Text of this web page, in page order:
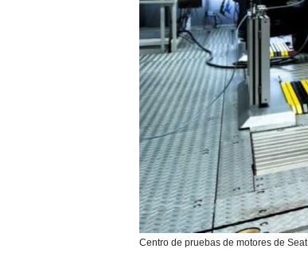
Centro de pruebas de motores de Seat